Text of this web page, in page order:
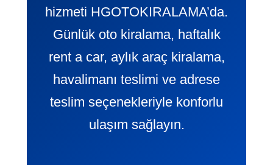
hizmeti HGOTOKIRALAMA’da.
Günlük oto kiralama, haftalık
rent a car, aylık araç kiralama,
havalimanı teslimi ve adrese
teslim seçenekleriyle konforlu
ulaşım sağlayın.